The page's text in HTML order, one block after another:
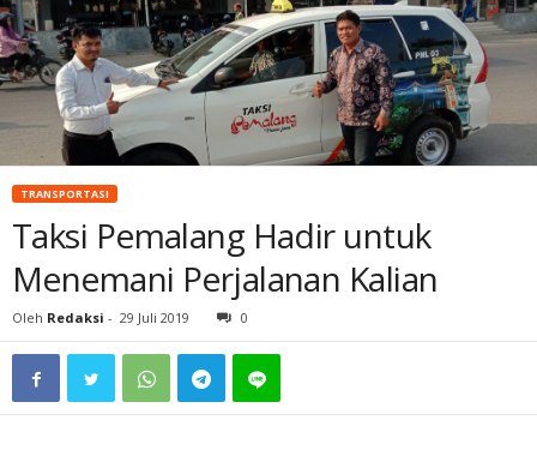
TRANSPORTASI
Taksi Pemalang Hadir untuk
Menemani Perjalanan Kalian
Oleh Redaksi - 29 Juli 2019 0